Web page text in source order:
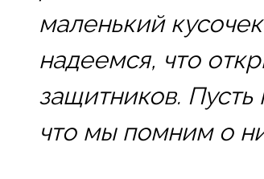
маленький
надеемся, что
защитников.
что мы помним о